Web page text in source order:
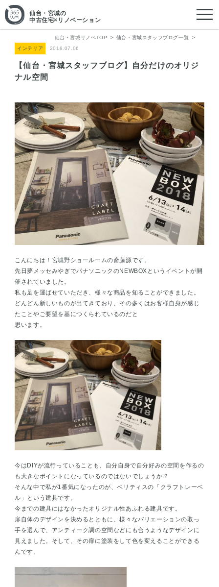
仙台・宮城の
中古住宅×リノベーション
仙台・宮城リノベTOP
仙台・宮城スタッフブログ一覧
インテリア
2018.07.06
【仙台・宮城スタッフブログ】自分だけのオリジ
ナル空間
こんにちは！宮城野ショールームの斎藤源です。
先日夢メッセみやぎでパナソニックのNEWBOXというイベントが開
催されていました。
私も足を運ばせていただき、様々な商品を知ることができました。
どんどん新しいものが出てきており、その多くはお客様自身が感じ
たことやご要望を基につくられているのだと
思います。
今はDIYが流行っていることも、自分自身で自分好みの空間を作るの
も大きなポイントになっているのではないでしょうか？
そんな中で私が1番気になったのが、ベリティスの「クラフトレーベ
ル」という建具です。
今までの建具にはなかったオリジナル性あふれる建具です。
扉自体のデザインを決めるとともに、様々なバリエーションの取っ
手を選んで、アンティーク調の空間などにも合うようなデザインに
見えました。そして、その扉に塗装をして色を変えることができる
んです。